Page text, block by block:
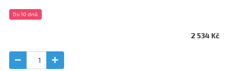
Do 10 dnů
2 534 Kč